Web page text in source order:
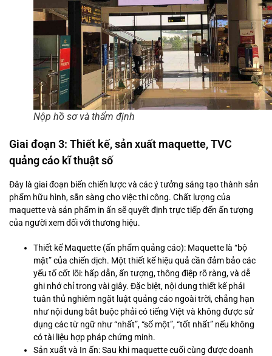
Nộp hồ sơ và thẩm định
Giai đoạn 3: Thiết kế, sản xuất maquette, TVC
quảng cáo kĩ thuật số
Đây là giai đoạn biến chiến lược và các ý tưởng sáng tạo thành sản
phẩm hữu hình, sẵn sàng cho việc thi công. Chất lượng của
maquette và sản phẩm in ấn sẽ quyết định trực tiếp đến ấn tượng
của người xem đối với thương hiệu.
Thiết kế Maquette (ấn phẩm quảng cáo): Maquette là “bộ
mặt” của chiến dịch. Một thiết kế hiệu quả cần đảm bảo các
yếu tố cốt lõi: hấp dẫn, ấn tượng, thông điệp rõ ràng, và dễ
ghi nhớ chỉ trong vài giây. Đặc biệt, nội dung thiết kế phải
tuân thủ nghiêm ngặt luật quảng cáo ngoài trời, chẳng hạn
như nội dung bắt buộc phải có tiếng Việt và không được sử
dụng các từ ngữ như “nhất”, “số một”, “tốt nhất” nếu không
có tài liệu hợp pháp chứng minh.
Sản xuất và In ấn: Sau khi maquette cuối cùng được doanh